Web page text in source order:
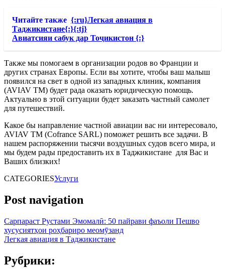
Читайте также {:ru}Легкая авиация в
Таджикистане{:}{:tj}
Авиатсияи сабук дар Тоҷикистон {:}
Также мы помогаем в организации родов во Франции и
других странах Европы. Если вы хотите, чтобы ваш малыш
появился на свет в одной из западных клиник, компания
(AVIAV TM) будет рада оказать юридическую помощь.
Актуально в этой ситуации будет заказать частный самолет
для путешествий.
Какое бы направление частной авиации вас ни интересовало,
AVIAV TM (Cofrance SARL) поможет решить все задачи. В
нашем распоряжении тысячи воздушных судов всего мира, и
мы будем рады предоставить их в Таджикистане для Вас и
Ваших близких!
CATEGORIESУслуги
Post navigation
Сарпараст Рустами Эмомалӣ: 50 пайрави фаъоли Пешво
хусусиятҳои роҳбариро меомӯзанд
Легкая авиация в Таджикистане
Рубрики: